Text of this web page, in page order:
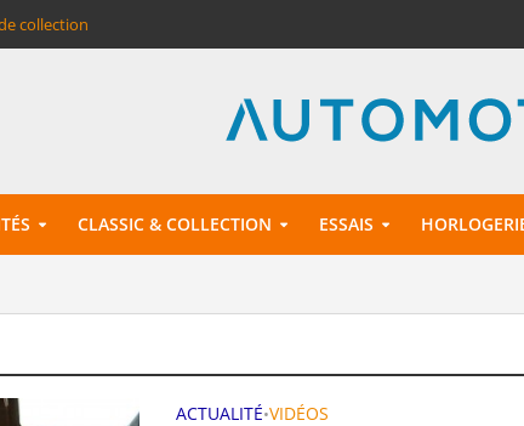
collection
CLASSIC & COLLECTION ESSAIS
ACTUALITÉ•VIDÉOS